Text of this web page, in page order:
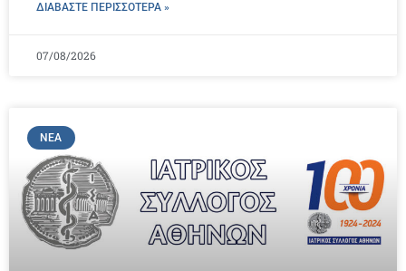
ΔΙΑΒΑΣΤΕ ΠΕΡΙΣΣΌΤΕΡΑ »
07/08/2026
ΝΈΑ